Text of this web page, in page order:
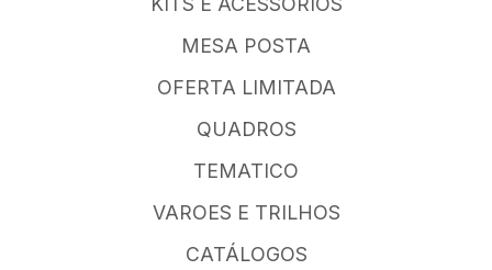
MESA POSTA
OFERTA LIMITADA
QUADROS
TEMATICO
VAROES E TRILHOS
CATÁLOGOS